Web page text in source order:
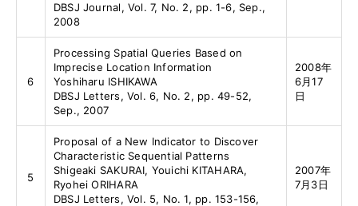
DBSJ Journal, Vol. 7, No. 2, pp. 1-6, Sep.,
2008
6
Processing Spatial Queries Based on
Imprecise Location Information
Yoshiharu ISHIKAWA
DBSJ Letters, Vol. 6, No. 2, pp. 49-52,
Sep., 2007
2008年
6月17
日
5
Proposal of a New Indicator to Discover
Characteristic Sequential Patterns
Shigeaki SAKURAI, Youichi KITAHARA,
Ryohei ORIHARA
DBSJ Letters, Vol. 5, No. 1, pp. 153-156,
2007年
7月3日